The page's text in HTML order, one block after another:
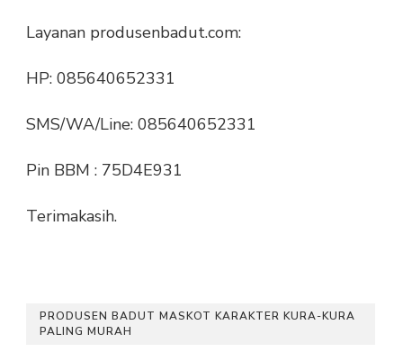
Layanan produsenbadut.com:
HP: 085640652331
SMS/WA/Line: 085640652331
Pin BBM : 75D4E931
Terimakasih.
PRODUSEN BADUT MASKOT KARAKTER KURA-KURA
PALING MURAH